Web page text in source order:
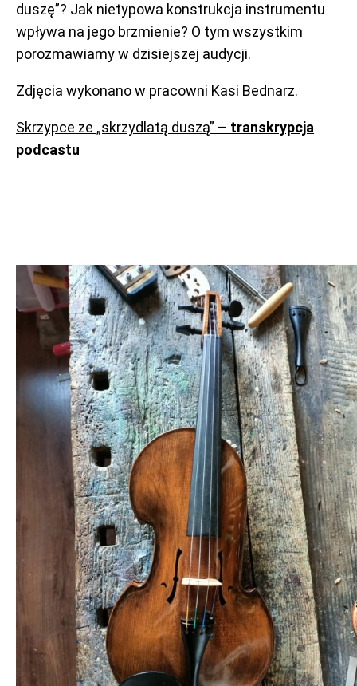
duszę”? Jak nietypowa konstrukcja instrumentu
wpływa na jego brzmienie? O tym wszystkim
porozmawiamy w dzisiejszej audycji.
Zdjęcia wykonano w pracowni Kasi Bednarz.
Skrzypce ze „skrzydlatą duszą” – transkrypcja
podcastu